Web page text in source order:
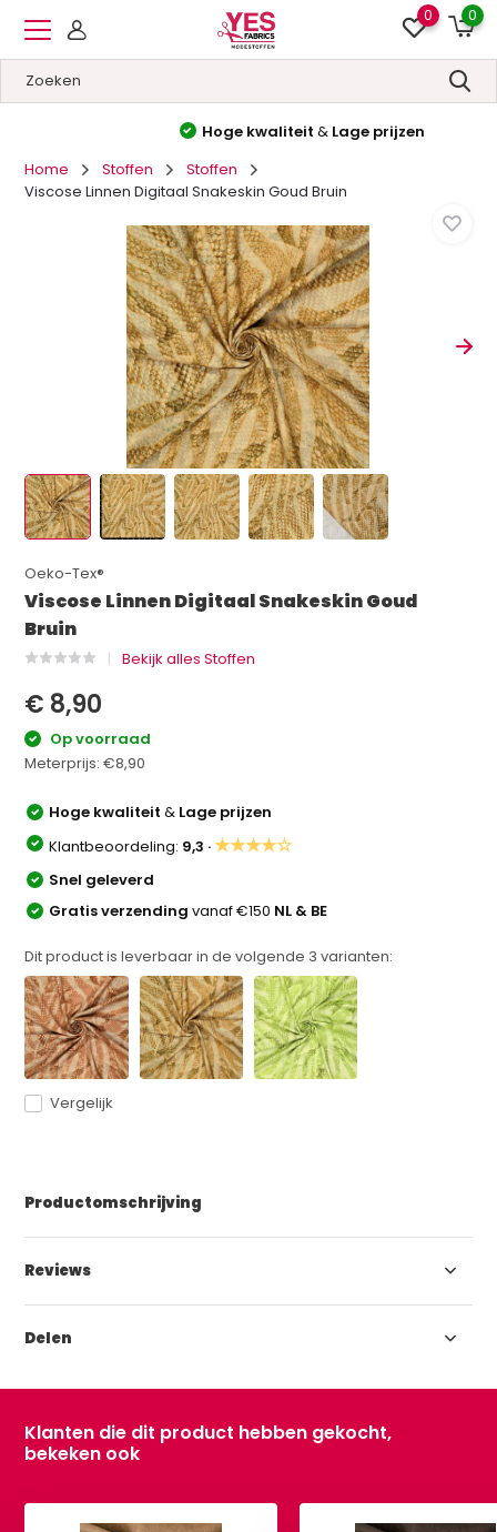
0 0
Hoge kwaliteit&Lage prijzen
Home
Stoffen
Stoffen
Viscose Linnen Digitaal Snakeskin Goud Bruin
Oeko-Tex®
Viscose Linnen Digitaal Snakeskin Goud
Bruin
Bekijk alles Stoffen
€ 8,90
Op voorraad
Meterprijs:€8,90
Hoge kwaliteit& Lage prijzen
Klantbeoordeling: 9,3 ·★★★★☆
Snel geleverd
Gratis verzendingvanaf €150 NL & BE
Dit product is leverbaar in de volgende 3 varianten:
Vergelijk
Productomschrijving
Reviews
Delen
Klanten die dit product hebben gekocht,
bekeken ook